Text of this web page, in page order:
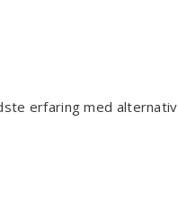
erfaring med alternativ